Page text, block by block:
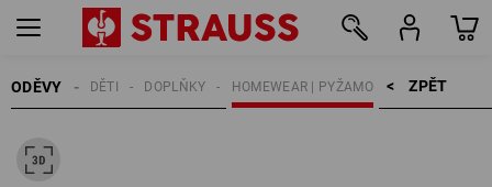
ODĚVY ZPĚT    >
HOMEWEAR | PYŽAMO
DOPLŇKY
DĚTI